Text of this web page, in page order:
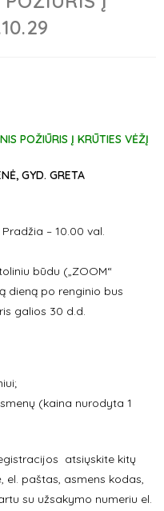
POŽIŪRIS Į KRŪTIES VĖŽĮ
GYD. GRETA
– 10.00 val.
būdu („ZOOM“
dieną po renginio bus
galios 30 d.d.
(kaina nurodyta 1
atsiųskite kitų
el. paštas, asmens kodas,
su užsakymo numeriu el.